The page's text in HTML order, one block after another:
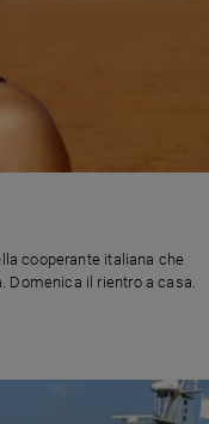
cooperante italiana che
Domenica il rientro a casa.